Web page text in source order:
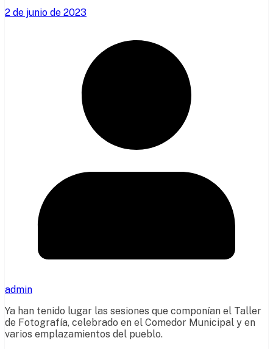
2 de junio de 2023
admin
Ya han tenido lugar las sesiones que componían el Taller
de Fotografía, celebrado en el Comedor Municipal y en
varios emplazamientos del pueblo.